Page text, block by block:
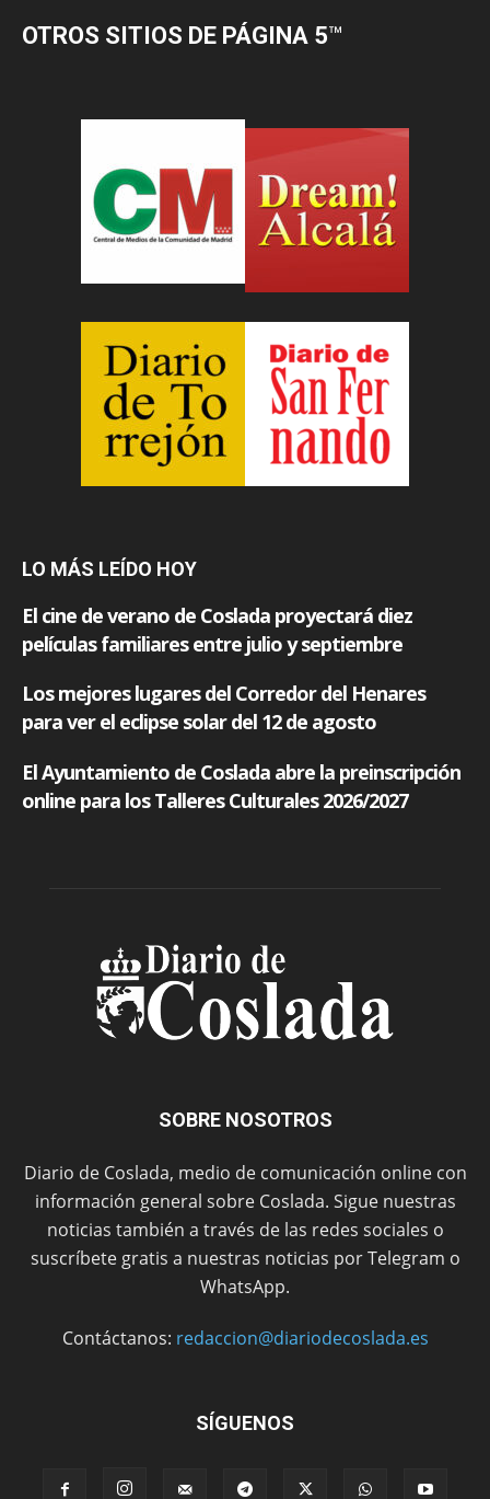
OTROS SITIOS DE PÁGINA 5™
LO MÁS LEÍDO HOY
SOBRE NOSOTROS
Diario de Coslada, medio de comunicación online con
información general sobre Coslada. Sigue nuestras
noticias también a través de las redes sociales o
suscríbete gratis a nuestras noticias por Telegram o
WhatsApp.
Contáctanos: redaccion@diariodecoslada.es
SÍGUENOS